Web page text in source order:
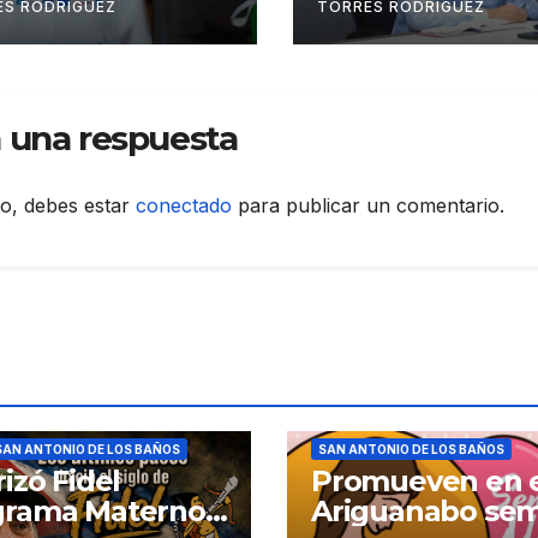
que las
a exportar
RODRÍGUEZ TORRES RODRÍGUEZ
una respuesta
debes estar conectado para publicar un comentario.
ANTONIO DE LOS BAÑOS
Fidel
Materno
SAN ANTONIO DE LOS BAÑOS
Promueven en
Ariguanabo